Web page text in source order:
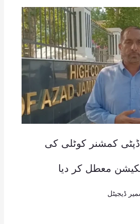
کمشنر کوٹلی کی
معطل کر دیا
ڈیجیٹل